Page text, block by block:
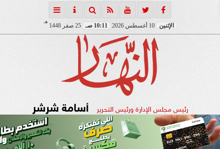
الإثنين 10 أغسطس 2026 10:11 صـ 25 صفر 1448
هـ
رئيس مجلس الإدارة ورئيس التحرير أسامة شرشر